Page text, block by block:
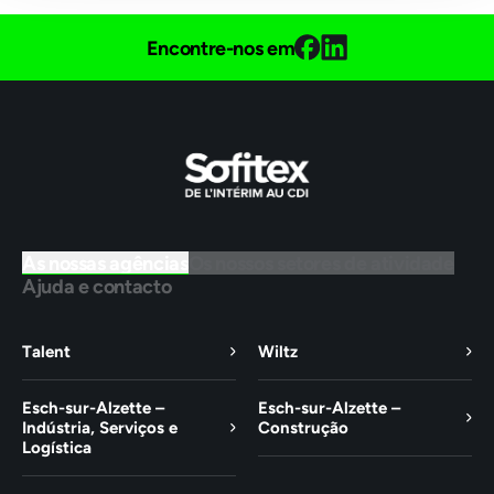
Encontre-nos em
Ajuda e contacto
Talent Wiltz
Esch-sur-Alzette –
Indústria, Serviços e
Logística
Esch-sur-Alzette –
Construção